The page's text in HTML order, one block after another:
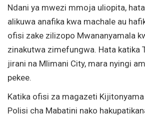
Ndani ya mwezi mmoja uliopita,
alikuwa anafika kwa machale au
ofisi zake zilizopo Mwananyamala
zinakutwa zimefungwa. Hata katika
jirani na Mlimani City, mara nyingi
pekee.
Katika ofisi za magazeti
Polisi cha Mabatini nako